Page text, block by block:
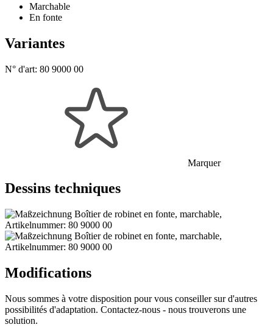
Marchable
En fonte
Variantes
N° d'art: 80 9000 00
Marquer
Dessins techniques
Modifications
Nous sommes à votre disposition pour vous conseiller sur d'autres
possibilités d'adaptation. Contactez-nous - nous trouverons une
solution.